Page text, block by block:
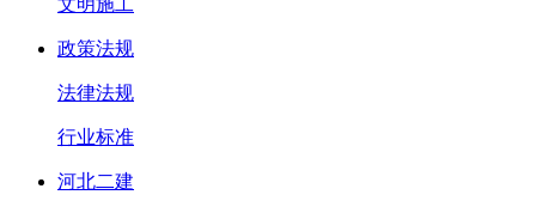
政策法规
法律法规
行业标准
河北二建